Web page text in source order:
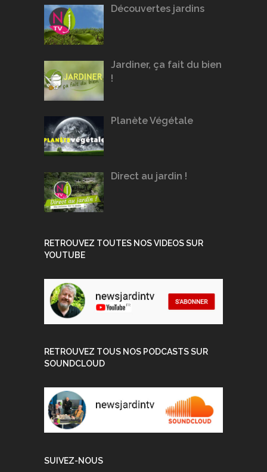
Découvertes jardins
Jardiner, ça fait du bien
!
Planète Végétale
Direct au jardin !
RETROUVEZ TOUTES NOS VIDEOS SUR
YOUTUBE
RETROUVEZ TOUS NOS PODCASTS SUR
SOUNDCLOUD
SUIVEZ-NOUS